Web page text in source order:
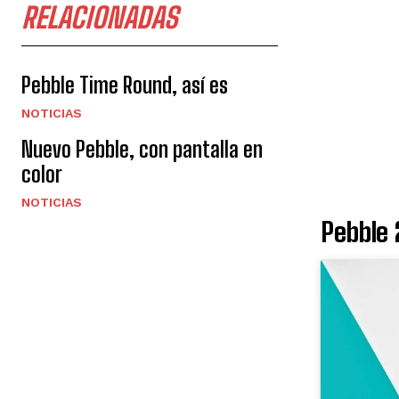
RELACIONADAS
Pebble Time Round, así es
NOTICIAS
Nuevo Pebble, con pantalla en
color
NOTICIAS
Pebble